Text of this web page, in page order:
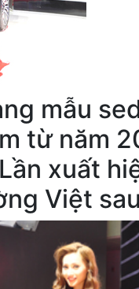
mẫu
từ năm
xuất
Việt